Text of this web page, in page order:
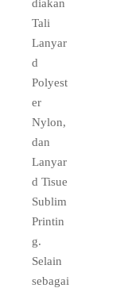
diakan
Tali
Lanyar
d
Polyest
er
Nylon,
dan
Lanyar
d Tisue
Sublim
Printin
g.
Selain
sebagai